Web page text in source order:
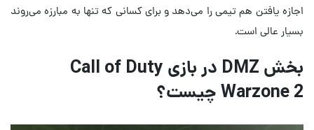
اجازه یافتن هم تیمی را می‌دهد و برای کسانی که تنها به مبارزه می‌روند
بسیار عالی است.
بخش DMZ در بازی Call of Duty
Warzone 2 چیست؟